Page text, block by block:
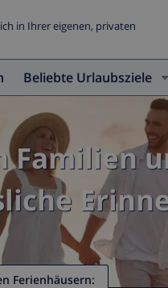
in Ihrer eigenen, privaten
Beliebte Urlaubsziele
Familien
Ferienhäusern: